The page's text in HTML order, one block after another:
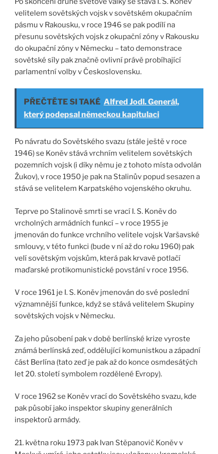
velitelem sovětských vojsk v sovětském okupačním
pásmu v Rakousku, v roce 1946 se pak podílí na
přesunu sovětských vojsk z okupační zóny v Rakousku
do okupační zóny v Německu – tato demonstrace
sovětské síly pak značně ovlivní právě probíhající
parlamentní volby v Československu.
PŘEČTĚTE SI TAKÉ Alfred Jodl. Generál,
který podepsal německou kapitulaci
Po návratu do Sovětského svazu (stále ještě v roce
1946) se Koněv stává vrchním velitelem sovětských
pozemních vojsk (i díky němu je z tohoto místa odvolán
Žukov), v roce 1950 je pak na Stalinův popud sesazen a
stává se velitelem Karpatského vojenského okruhu.
Teprve po Stalinově smrti se vrací I. S. Koněv do
vrcholných armádních funkcí – v roce 1955 je
jmenován do funkce vrchního velitele vojsk Varšavské
smlouvy, v této funkci (bude v ní až do roku 1960) pak
velí sovětským vojskům, která pak krvavě potlačí
maďarské protikomunistické povstání v roce 1956.
V roce 1961 je I. S. Koněv jmenován do své poslední
významnější funkce, když se stává velitelem Skupiny
sovětských vojsk v Německu.
Za jeho působení pak v době berlínské krize vyroste
známá berlínská zeď, oddělující komunistkou a západní
část Berlína (tato zeď je pak až do konce osmdesátých
let 20. století symbolem rozdělené Evropy).
V roce 1962 se Koněv vrací do Sovětského svazu, kde
pak působí jako inspektor skupiny generálních
inspektorů armády.
21. května roku 1973 pak Ivan Stěpanovič Koněv v